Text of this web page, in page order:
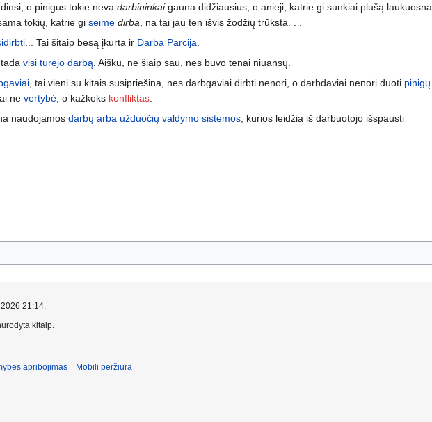
o pinigus tokie neva darbininkaigauna didžiausius, o anieji, katrie gi sunkiai plušą laukuosna
tokių, katrie gi seime dirba , na tai jau ten išvis žodžių trūksta. . .
... Tai šitaip besą įkurta ir Darba Parcija
tada visi turėjo darbą . Aišku, ne šiaip sau, nes buvo tenai niuansų.
, tai vieni su kitais susipriešina, nes darbgaviai dirbti nenori, o darbdaviai nenori duoti pinigų
ne vertybė , o kažkoks konfliktas
naudojamos darbų arba užduočių valdymo sistemos , kurios leidžia iš darbuotojo išspausti
21:14.
kitaip.
apribojimas Mobili peržiūra